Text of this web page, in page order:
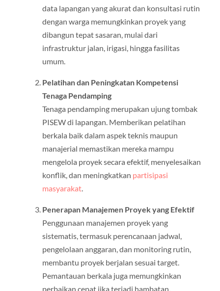
data lapangan yang akurat dan konsultasi rutin
dengan warga memungkinkan proyek yang
dibangun tepat sasaran, mulai dari
infrastruktur jalan, irigasi, hingga fasilitas
umum.
Pelatihan dan Peningkatan Kompetensi
Tenaga Pendamping
Tenaga pendamping merupakan ujung tombak
PISEW di lapangan. Memberikan pelatihan
berkala baik dalam aspek teknis maupun
manajerial memastikan mereka mampu
mengelola proyek secara efektif, menyelesaikan
konflik, dan meningkatkan partisipasi
masyarakat.
Penerapan Manajemen Proyek yang Efektif
Penggunaan manajemen proyek yang
sistematis, termasuk perencanaan jadwal,
pengelolaan anggaran, dan monitoring rutin,
membantu proyek berjalan sesuai target.
Pemantauan berkala juga memungkinkan
perbaikan cepat jika terjadi hambatan.